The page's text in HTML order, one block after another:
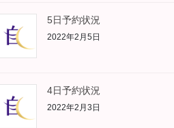
5日予約状況
2022年2月5日
4日予約状況
2022年2月3日